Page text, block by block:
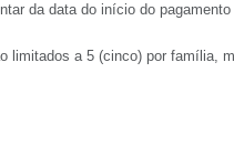
da data do início do
a 5 (cinco) por família,